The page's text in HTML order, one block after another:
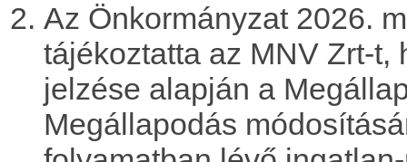
Az Önkormányzat 2026.
tájékoztatta az MNV Zrt-
jelzése alapján a
Megállapodás